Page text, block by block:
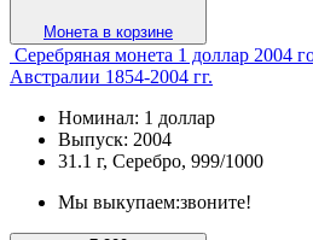
Монета в корзине
Серебряная монета 1 доллар 2004
Австралии 1854-2004 гг.
Номинал: 1 доллар
Выпуск: 2004
31.1 г, Серебро, 999/1000
Мы выкупаем:звоните!